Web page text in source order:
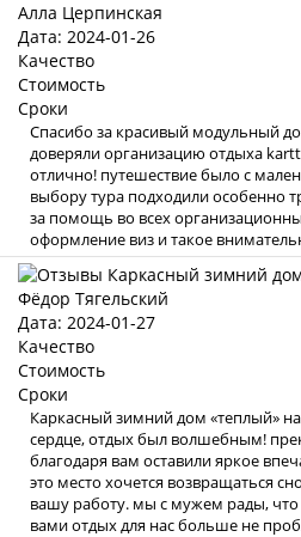
Алла Церпинская
Дата: 2024-01-26
Качество
Стоимость
Сроки
Спасибо за красивый модульный
доверяли организацию отдыха
отлично! путешествие было с
выбору тура подходили особенно
за помощь во всех
оформление виз и такое
Фёдор Тягельский
Дата: 2024-01-27
Качество
Стоимость
Сроки
Каркасный зимний дом «теплый»
сердце, отдых был волшебным!
благодаря вам оставили яркое
это место хочется возвращаться
вашу работу. мы с мужем рады, что
вами отдых для нас больше не